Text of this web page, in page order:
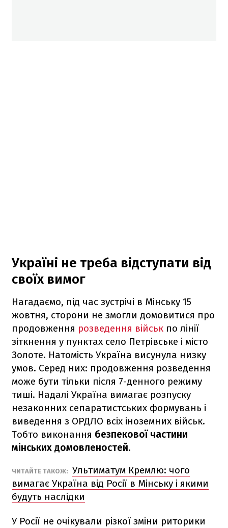
Україні не треба відступати від
своїх вимог
Нагадаємо, під час зустрічі в Мінську 15
жовтня, сторони не змогли домовитися про
продовження розведення військ по лінії
зіткнення у пунктах село Петрівське і місто
Золоте. Натомість Україна висунула низку
умов. Серед них: продовження розведення
може бути тільки після 7-денного режиму
тиші. Надалі Україна вимагає розпуску
незаконних сепаратистських формувань і
виведення з ОРДЛО всіх іноземних військ.
Тобто виконання безпекової частини
мінських домовленостей.
ЧИТАЙТЕ ТАКОЖ: Ультиматум Кремлю: чого
вимагає Україна від Росії в Мінську і якими
будуть наслідки
У Росії не очікували різкої зміни риторики